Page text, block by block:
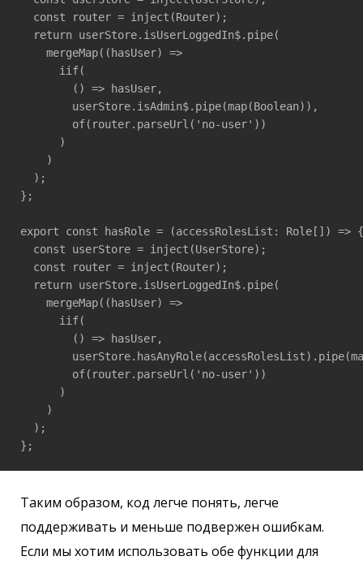
  const router = inject(Router);
  return userStore.isUserLoggedIn$.pipe(
    mergeMap((hasUser) =>
      iif(
        () => hasUser,
        userStore.isAdmin$.pipe(map(Boolean)),
        of(router.parseUrl('no-user'))
      )
    )
  );
};
export const hasRole = (accessRolesList: Role[]) => {
  const userStore = inject(UserStore);
  const router = inject(Router);
  return userStore.isUserLoggedIn$.pipe(
    mergeMap((hasUser) =>
      iif(
        () => hasUser,
        of(router.parseUrl('no-user'))
      )
    )
  );
};
Таким образом, код легче понять, легче
поддерживать и меньше подвержен ошибкам.
Если мы хотим использовать обе функции для